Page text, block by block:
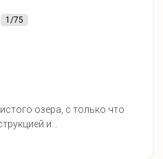
1/75
озера, с только что
и...